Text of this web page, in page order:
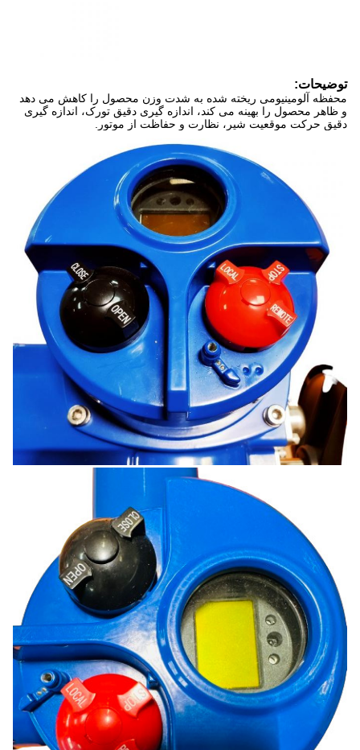
توضیحات:
محفظه آلومینیومی ریخته شده به شدت وزن محصول را کاهش می دهد
و ظاهر محصول را بهینه می کند، اندازه گیری دقیق تورک، اندازه گیری
دقیق حرکت موقعیت شیر، نظارت و حفاظت از موتور.